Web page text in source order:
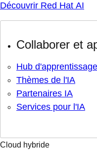
Découvrir Red Hat AI
Collaborer et
Hub d'apprentissage
Thèmes de l'IA
Partenaires IA
Services pour l'IA
Cloud hybride